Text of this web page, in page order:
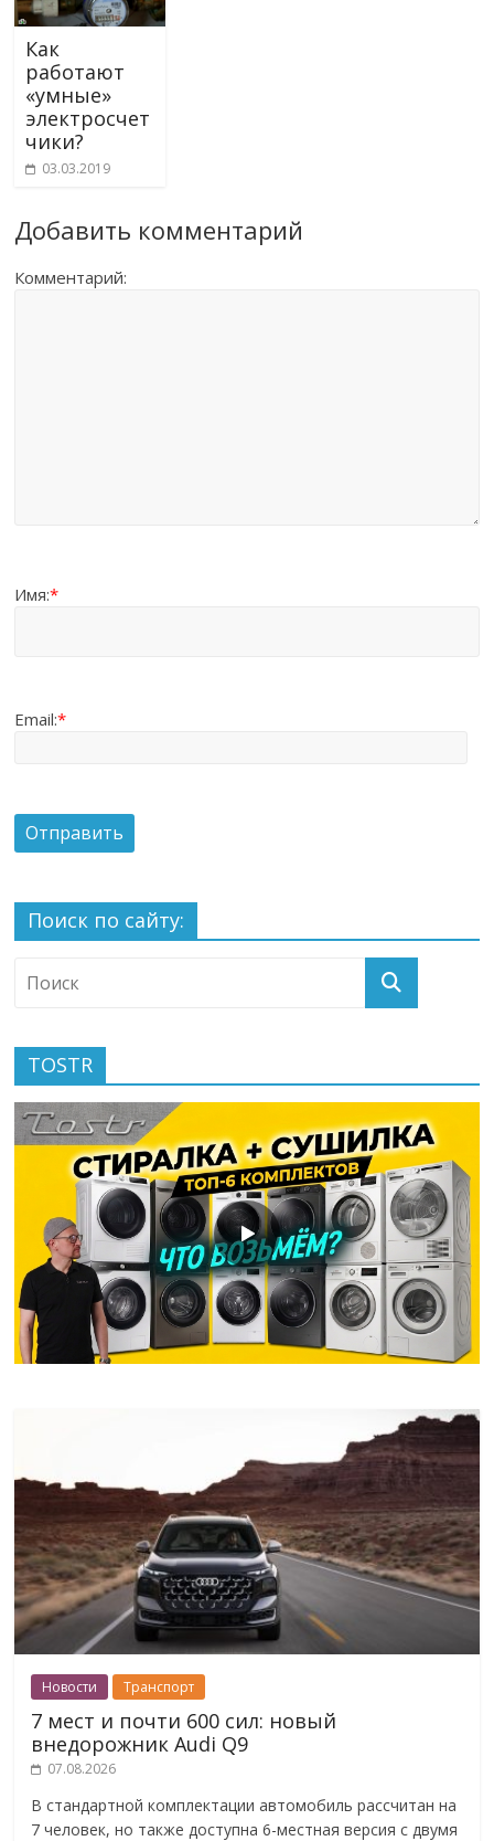
Как
работают
«умные»
электросчет
чики?
03.03.2019
Добавить комментарий
Комментарий:
Имя:*
Email:*
Поиск по сайту:
TOSTR
Новости Транспорт
7 мест и почти 600 сил: новый
внедорожник Audi Q9
07.08.2026
В стандартной комплектации автомобиль рассчитан на
7 человек, но также доступна 6-местная версия с двумя